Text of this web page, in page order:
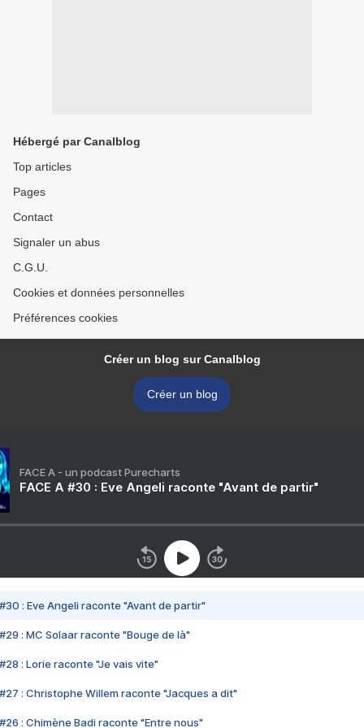
Hébergé par Canalblog
Top articles
Pages
Contact
Signaler un abus
C.G.U.
Cookies et données personnelles
Préférences cookies
Créer un blog sur Canalblog
Créer un blog
FACE A - un podcast Purecharts
FACE A #30 : Eve Angeli raconte "Avant de partir"
#30 : Eve Angeli raconte "Avant de partir"
#29 : MC Solaar raconte "Bouge de là"
#28 : Lorie raconte "Je vais vite"
#27 : Christophe Willem raconte "Jacques a dit"
#26 : Chimène Badi raconte "Entre nous"